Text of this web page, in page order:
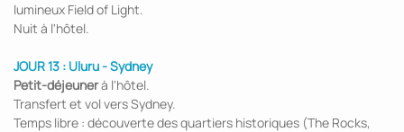
lumineux Field of Light.
Nuit à l'hôtel.
JOUR 13 : Uluru - Sydney
Petit-déjeunerà l'hôtel.
Transfert et vol vers Sydney.
Temps libre : découverte des quartiers historiques (The Rocks,